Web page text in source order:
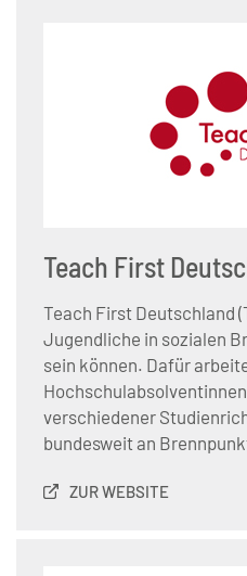
Teach First
Teach First Deutschland
Jugendliche in sozialen
sein können. Dafür
verschiedener
bundesweit an
ZUR WEBSITE